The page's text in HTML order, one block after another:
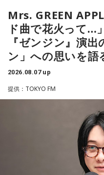
ょう。
■監修者プロフィール：草
東京池袋占い館セレーネ所
鑑定件数は若い女性を中心
アプリの監修も手がける。
活動もしており、芸能関係
https://
https://
このことから、寅の日は次
ます。
・旅行や出張へ出発する
・新しい挑戦を始める
一方で、「戻る」という意
に、寅の日とはどんな日な
ることや、財布の新調、宝
く紹介します。
2026年8月8日（土）・先勝
・令和8年8月8日のゾロ目
Mrs. GREEN
ド曲で花火って…
『ゼンジン』演
ン」への思いを語
2026.08.07 up
提供：TOKYO FM